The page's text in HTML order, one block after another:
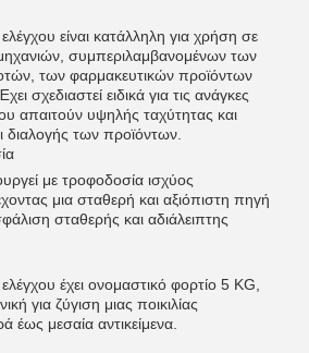
είναι κατάλληλη για χρήση σε
συμπεριλαμβανομένων των
των φαρμακευτικών προϊόντων
σχεδιαστεί ειδικά για τις ανάγκες
απαιτούν υψηλής ταχύτητας και
διαλογής των προϊόντων.
με τροφοδοσία ισχύος
μια σταθερή και αξιόπιστη πηγή
σταθερής και αδιάλειπτης
έχει ονομαστικό φορτίο 5 KG,
για ζύγιση μιας ποικιλίας
έως μεσαία αντικείμενα.